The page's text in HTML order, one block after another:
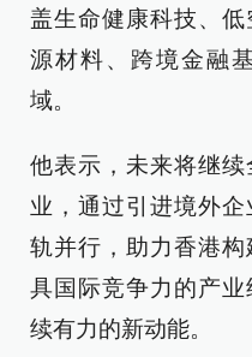
盖生命健康科技、
源材料、跨境金融
域。
他表示，未来将继
业，通过引进境外
轨并行，助力香港
具国际竞争力的产
续有力的新动能。